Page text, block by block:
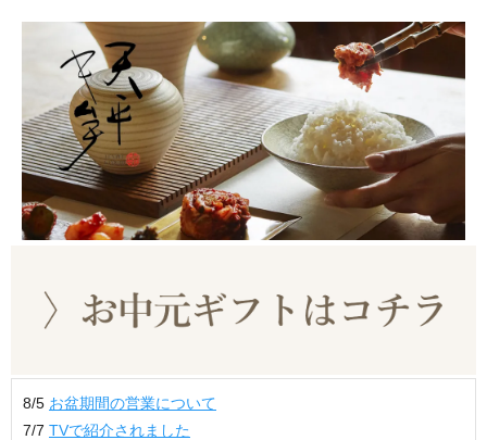
8/5 お盆期間の営業について
7/7 TVで紹介されました